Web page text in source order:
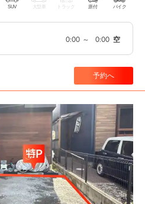
SUV 大型車 トラック 原付 バイク
0:00 ～ 0:00 空
予約へ